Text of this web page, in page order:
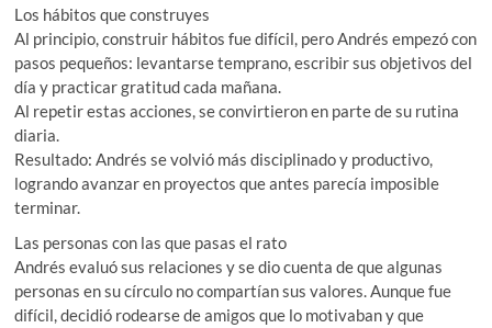
Los hábitos que construyes
Al principio, construir hábitos fue difícil, pero Andrés empezó con
pasos pequeños: levantarse temprano, escribir sus objetivos del
día y practicar gratitud cada mañana.
Al repetir estas acciones, se convirtieron en parte de su rutina
diaria.
Resultado: Andrés se volvió más disciplinado y productivo,
logrando avanzar en proyectos que antes parecía imposible
terminar.
Las personas con las que pasas el rato
Andrés evaluó sus relaciones y se dio cuenta de que algunas
personas en su círculo no compartían sus valores. Aunque fue
difícil, decidió rodearse de amigos que lo motivaban y que